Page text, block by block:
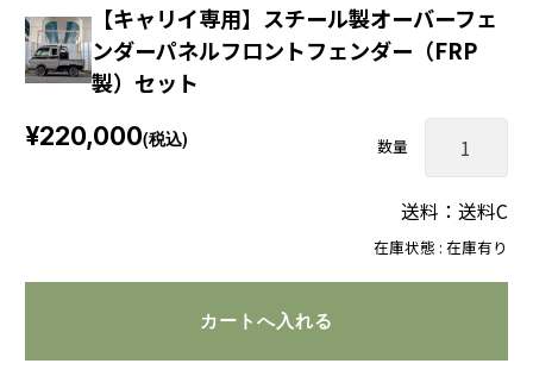
【キャリイ専用】スチール製オーバーフェ
ンダーパネルフロントフェンダー（FRP
製）セット
在庫状態 : 在庫有り
¥220,000(税込) 数量
送料：送料C